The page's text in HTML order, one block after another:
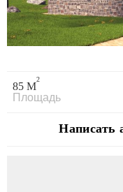
85 М
2
Площадь
Написать